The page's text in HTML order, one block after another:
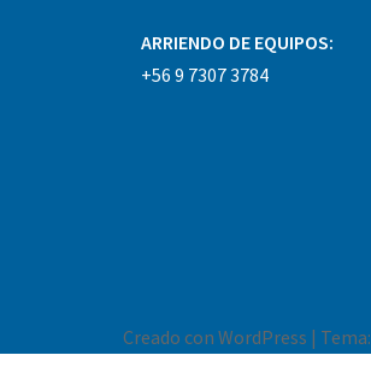
ARRIENDO DE EQUIPOS:
+56 9 7307 3784
Creado con WordPress | Tema: